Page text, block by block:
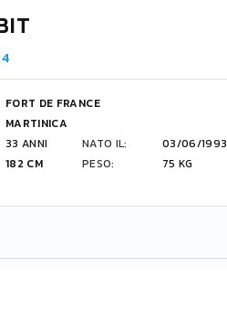
FORT DE FRANCE
MARTINICA
33 ANNI NATO IL:
03/06/1993
182 CM PESO: 75 KG